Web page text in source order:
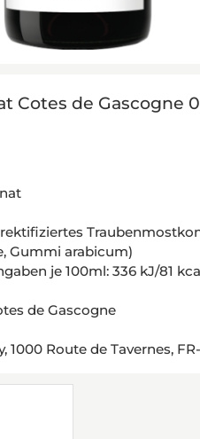
Cotes de Gascogne
Gummi arabicum)
je 100ml: 336 kJ/81
de Gascogne
Route de Tavernes,